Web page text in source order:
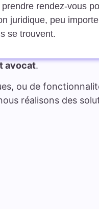
rendez-vous
juridique, peu
se trouvent.
avocat.
ou de
réalisons des